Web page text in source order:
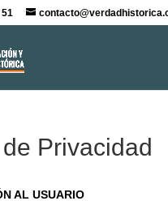
51
Privacidad
AL USUARIO